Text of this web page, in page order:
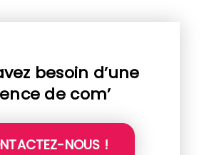
besoin d’une
de com’
NOUS !